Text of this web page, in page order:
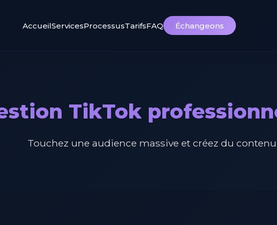
AccueilServicesProcessusTarifsFAQ Échangeons
TikTok
Touchez une audience massive et créez du